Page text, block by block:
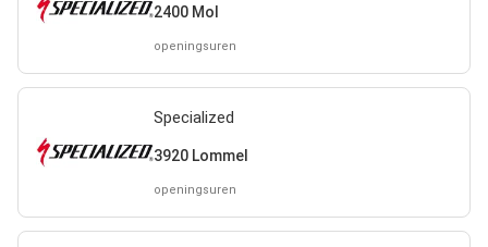
2400 Mol
openingsuren
Specialized
3920 Lommel
openingsuren